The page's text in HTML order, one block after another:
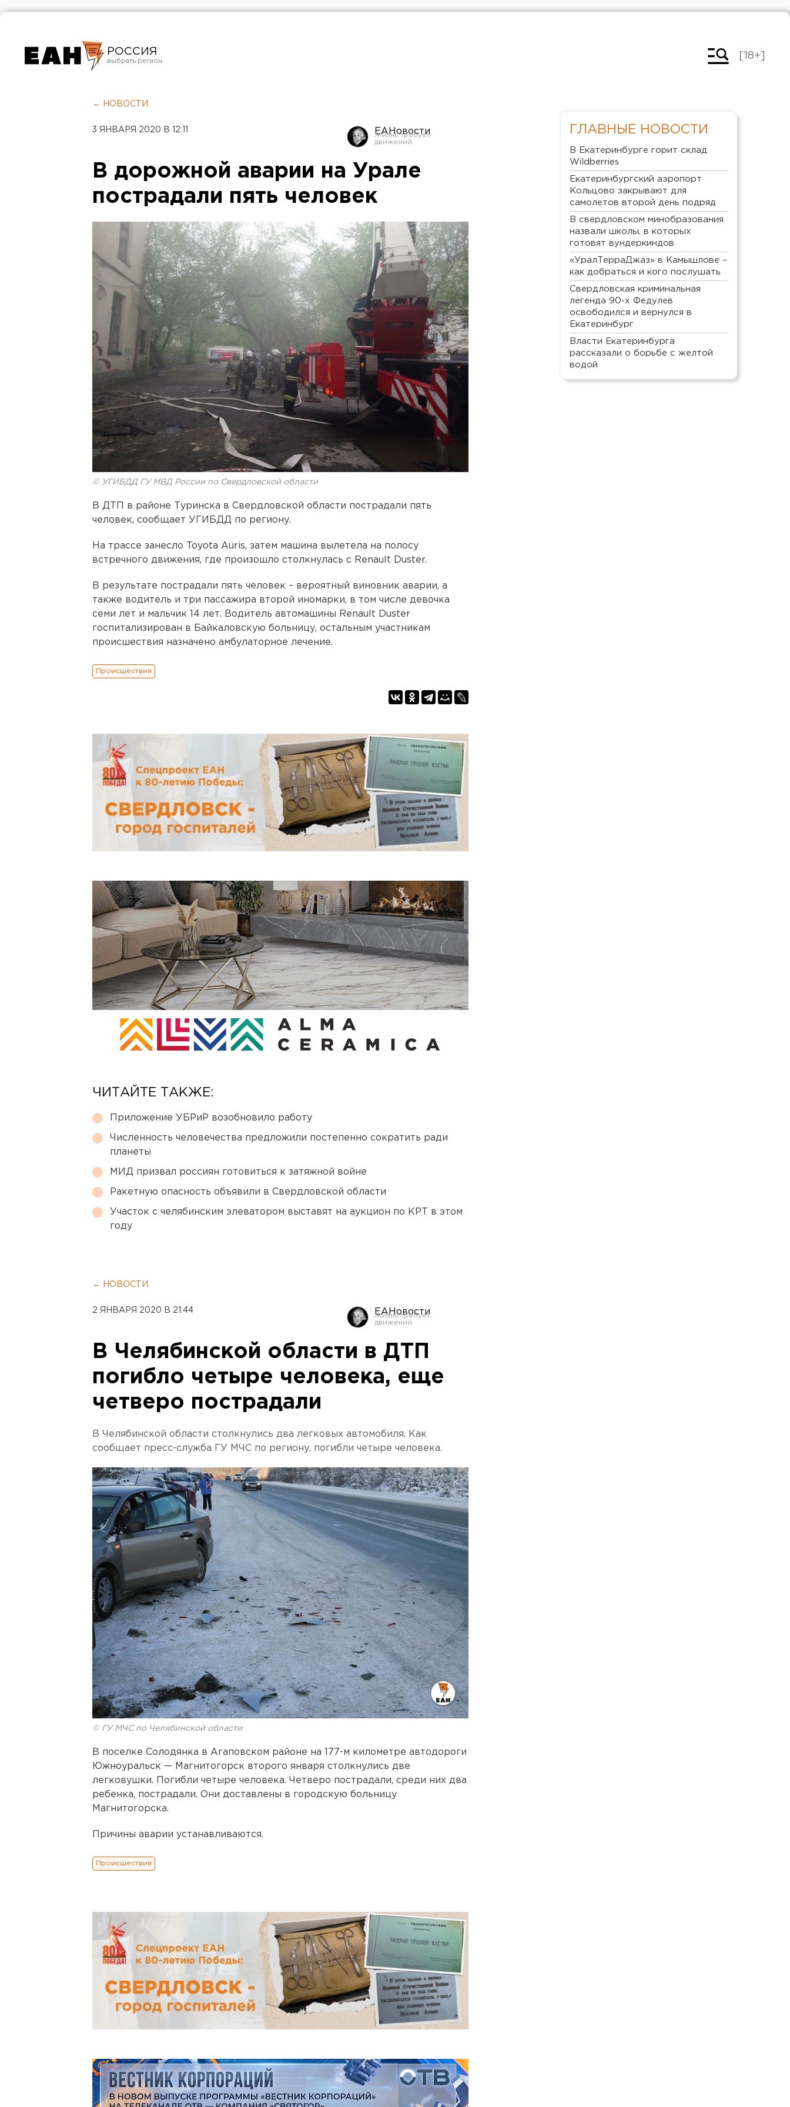
РОССИЯ
Челябинск
[18+]
← НОВОСТИ
3 ЯНВАРЯ 2020 В 12:11 ЕАНовости
В дорожной аварии на Урале
пострадали пять человек
© УГИБДД ГУ МВД России по Свердловской области
В ДТП в районе Туринска в Свердловской области пострадали пять
человек, сообщает УГИБДД по региону.
На трассе занесло Toyota Auris, затем машина вылетела на полосу
встречного движения, где произошло столкнулась с Renault Duster.
В результате пострадали пять человек – вероятный виновник аварии, а
также водитель и три пассажира второй иномарки, в том числе девочка
семи лет и мальчик 14 лет. Водитель автомашины Renault Duster
госпитализирован в Байкаловскую больницу, остальным участникам
происшествия назначено амбулаторное лечение.
Происшествия
ЧИТАЙТЕ ТАКЖЕ:
Приложение УБРиР возобновило работу
Численность человечества предложили постепенно сократить ради
планеты
МИД призвал россиян готовиться к затяжной войне
Ракетную опасность объявили в Свердловской области
Участок с челябинским элеватором выставят на аукцион по КРТ в этом
году
← НОВОСТИ
2 ЯНВАРЯ 2020 В 21:44 ЕАНовости
В Челябинской области в ДТП
погибло четыре человека, еще
четверо пострадали
В Челябинской области столкнулись два легковых автомобиля. Как
сообщает пресс-служба ГУ МЧС по региону, погибли четыре человека.
© ГУ МЧС по Челябинской области
В поселке Солодянка в Агаповском районе на 177-м километре автодороги
Южноуральск — Магнитогорск второго января столкнулись две
легковушки. Погибли четыре человека. Четверо пострадали, среди них два
ребенка, пострадали. Они доставлены в городскую больницу
Магнитогорска.
Причины аварии устанавливаются.
Происшествия
ГЛАВНЫЕ НОВОСТИ
В Екатеринбурге горит склад
Wildberries
Екатеринбургский аэропорт
Кольцово закрывают для
самолетов второй день подряд
В свердловском минобразования
назвали школы, в которых
готовят вундеркиндов
«УралТерраДжаз» в Камышлове –
как добраться и кого послушать
Свердловская криминальная
легенда 90-х Федулев
освободился и вернулся в
Екатеринбург
Власти Екатеринбурга
рассказали о борьбе с желтой
водой